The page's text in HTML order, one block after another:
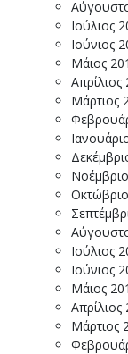
Ιούλιος
Ιούνιος
Μάιος
Απρίλιος
Μάρτιος
Ιούλιος
Ιούνιος
Μάιος
Απρίλιος
Μάρτιος